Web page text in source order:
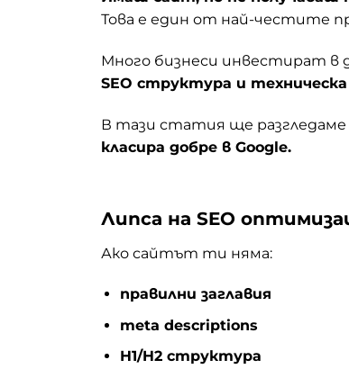
Това е един от най-честите
Много бизнеси инвестират в
SEO структура и
В тази статия ще
класира добре в Google.
Липса на SEO
Ако сайтът ти няма:
правилни заглавия
meta descriptions
H1/H2 структура